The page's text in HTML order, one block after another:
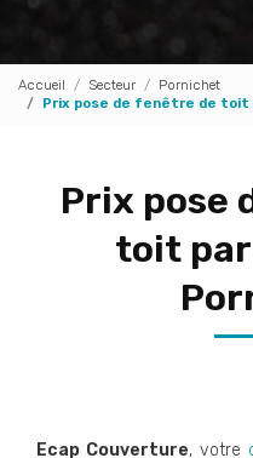
Accueil Secteur
Pornichet
Prix pose de fenêtre de toit
Prix pose
toit
Ecap Couverture, votre